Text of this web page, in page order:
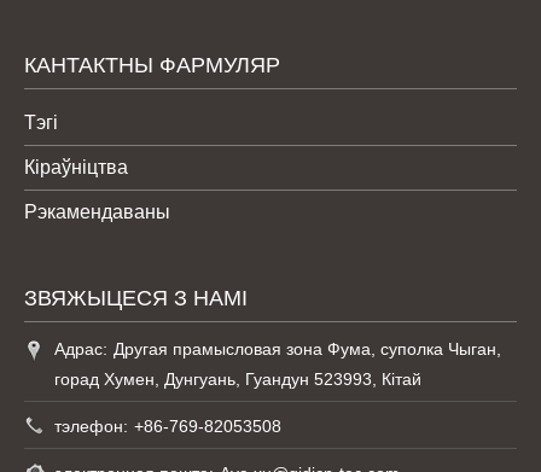
КАНТАКТНЫ ФАРМУЛЯР
Тэгі
Кіраўніцтва
Рэкамендаваны
ЗВЯЖЫЦЕСЯ З НАМІ
Адрас: Другая прамысловая зона Фума, суполка Чыган,
горад Хумен, Дунгуань, Гуандун 523993, Кітай
тэлефон: +86-769-82053508